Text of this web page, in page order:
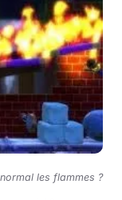
les flammes ?